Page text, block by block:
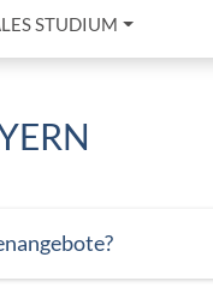
STUDIUM